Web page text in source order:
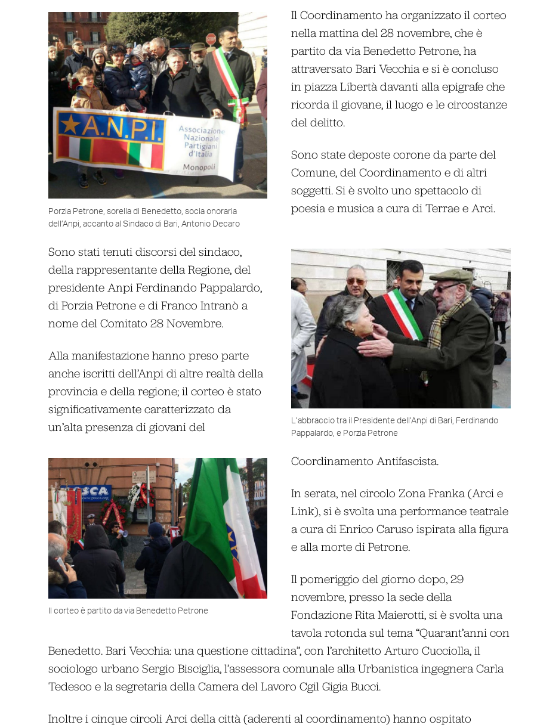
Porzia Petrone, sorella di Benedetto, socia onoraria
dell’Anpi, accanto al Sindaco di Bari, Antonio Decaro
Il Coordinamento ha organizzato il corteo
nella mattina del 28 novembre, che è
partito da via Benedetto Petrone, ha
attraversato Bari Vecchia e si è concluso
in piazza Libertà davanti alla epigrafe che
ricorda il giovane, il luogo e le circostanze
del delitto.
Sono state deposte corone da parte del
Comune, del Coordinamento e di altri
soggetti. Si è svolto uno spettacolo di
poesia e musica a cura di Terrae e Arci.
L’abbraccio tra il Presidente dell’Anpi di Bari, Ferdinando
Pappalardo, e Porzia Petrone
Il corteo è partito da via Benedetto Petrone
Sono stati tenuti discorsi del sindaco,
della rappresentante della Regione, del
presidente Anpi Ferdinando Pappalardo,
di Porzia Petrone e di Franco Intranò a
nome del Comitato 28 Novembre.
Alla manifestazione hanno preso parte
anche iscritti dell’Anpi di altre realtà della
provincia e della regione; il corteo è stato
significativamente caratterizzato da
un’alta presenza di giovani del
Coordinamento Antifascista.
In serata, nel circolo Zona Franka (Arci e
Link), si è svolta una performance teatrale
a cura di Enrico Caruso ispirata alla figura
e alla morte di Petrone.
Il pomeriggio del giorno dopo, 29
novembre, presso la sede della
Fondazione Rita Maierotti, si è svolta una
tavola rotonda sul tema “Quarant’anni con
Benedetto. Bari Vecchia: una questione cittadina”, con l’architetto Arturo Cucciolla, il
sociologo urbano Sergio Bisciglia, l’assessora comunale alla Urbanistica ingegnera Carla
Tedesco e la segretaria della Camera del Lavoro Cgil Gigia Bucci.
Inoltre i cinque circoli Arci della città (aderenti al coordinamento) hanno ospitato